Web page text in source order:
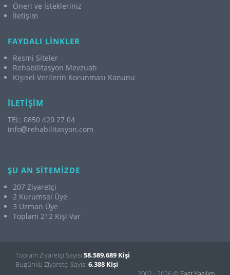
Öneri ve İstekleriniz
İletişim
FAYDALI LİNKLER
Resmi Siteler
Rehabilitasyon Mevzuatı
Kişisel Verilerin Korunması Kanunu
İLETİŞİM
TEL: 0850 420 27 04
info
rehabilitasyon.com
ŞU AN SİTEMİZDE
207 Ziyaretçi
2 Kurumsal Üye
3 Uzman Üye
Toplam 212 Kişi Var
Toplam Ziyaretçi Sayısı 58.589.689 Kişi
Bugünkü Ziyaretçi Sayısı 6.388 Kişi